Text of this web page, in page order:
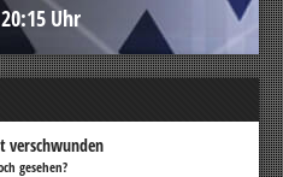
20:15 Uhr
verschwunden
gesehen?